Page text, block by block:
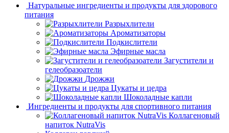
Натуральные ингредиенты и продукты для здорового
питания
Разрыхлители
Ароматизаторы
Подкислители
Эфирные масла
Загустители и
гелеобразоатели
Дрожжи
Цукаты и цедра
Шоколадные капли
Ингредиенты и продукты для спортивного питания
Коллагеновый
напиток NutraVis